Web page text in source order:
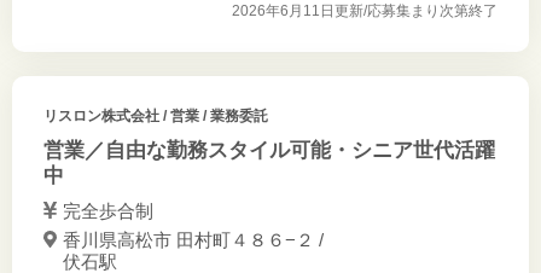
2026年6月11日更新/応募集まり次第終了
リスロン株式会社/ 営業 / 業務委託
営業／自由な勤務スタイル可能・シニア世代活躍
中
完全歩合制
香川県高松市 田村町４８６−２ /
伏石駅